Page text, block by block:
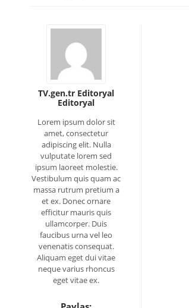
TV.gen.tr Editoryal
Editoryal
Lorem ipsum dolor sit
amet, consectetur
adipiscing elit. Nulla
vulputate lorem sed
ipsum laoreet molestie.
Vestibulum quis quam ac
massa rutrum pretium a
et ex. Donec ornare
efficitur mauris quis
ullamcorper. Duis
faucibus urna vel leo
venenatis consequat.
Aliquam eget dui vitae
neque varius rhoncus
eget vitae ex.